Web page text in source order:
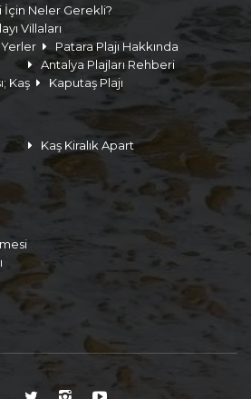
İçin Neler Gerekli?
Villaları
Patara Plajı Hakkında
Antalya Plajları Rehberi
Kaş
Kaputaş Plajı
Kaş Kiralık Apart